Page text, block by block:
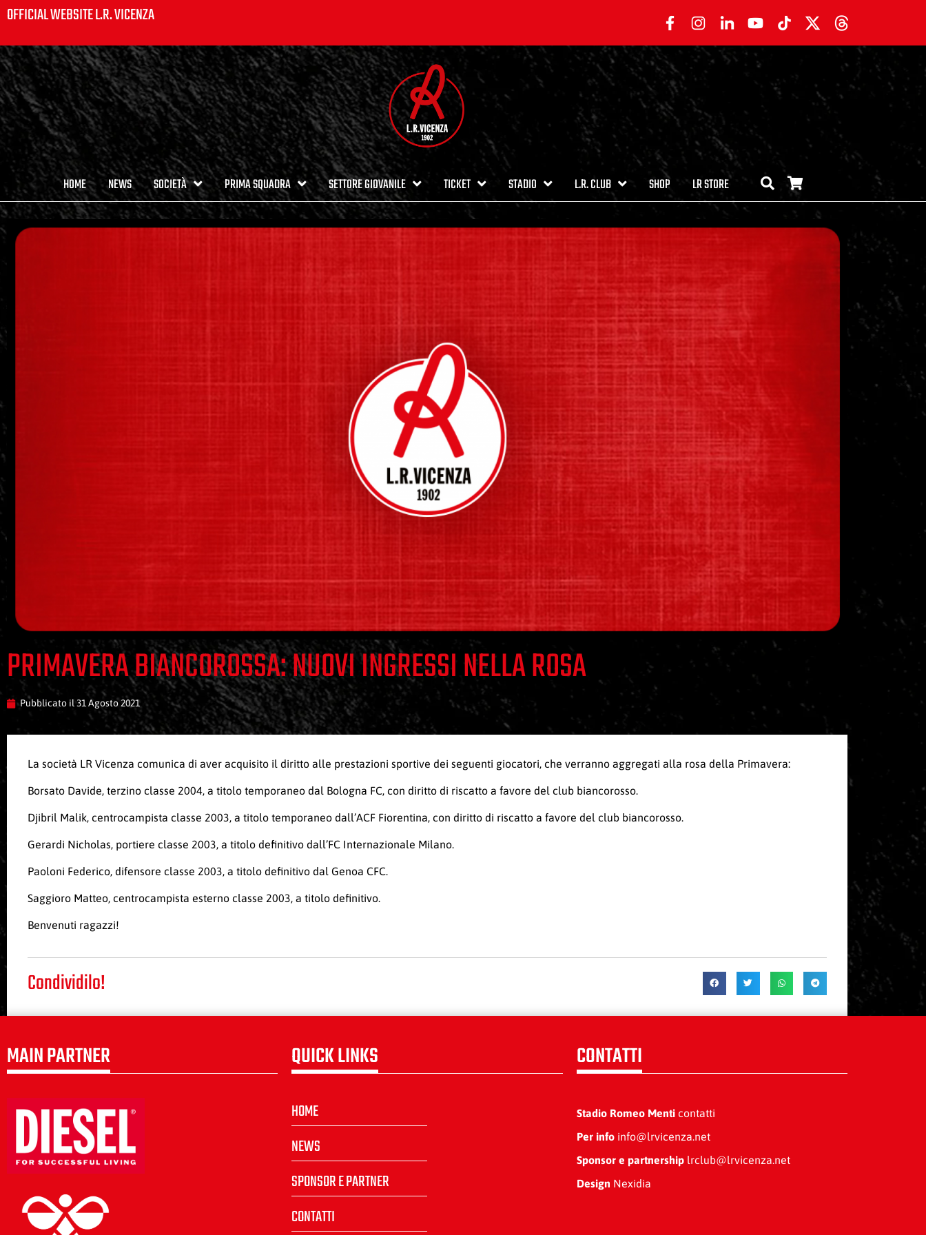
OFFICIAL WEBSITE L.R. VICENZA
HOME NEWS SOCIETÀ PRIMA SQUADRA SETTORE GIOVANILE TICKET STADIO L.R. CLUB SHOP LR STORE
PRIMAVERA BIANCOROSSA: NUOVI INGRESSI NELLA ROSA
Pubblicato il31 Agosto 2021
La società LR Vicenza comunica di aver acquisito il diritto alle prestazioni sportive dei seguenti giocatori, che verranno aggregati alla rosa della Primavera:
Borsato Davide, terzino classe 2004, a titolo temporaneo dal Bologna FC, con diritto di riscatto a favore del club biancorosso.
Djibril Malik, centrocampista classe 2003, a titolo temporaneo dall’ACF Fiorentina, con diritto di riscatto a favore del club biancorosso.
Gerardi Nicholas, portiere classe 2003, a titolo definitivo dall’FC Internazionale Milano.
Paoloni Federico, difensore classe 2003, a titolo definitivo dal Genoa CFC.
Saggioro Matteo, centrocampista esterno classe 2003, a titolo definitivo.
Benvenuti ragazzi!
Condividilo!
MAIN PARTNER QUICK LINKS
HOME
NEWS
SPONSOR E PARTNER
CONTATTI
CONTATTI
Stadio Romeo Menticontatti
Per infoinfo@lrvicenza.net
Sponsor e partnershiplrclub@lrvicenza.net
Design Nexidia